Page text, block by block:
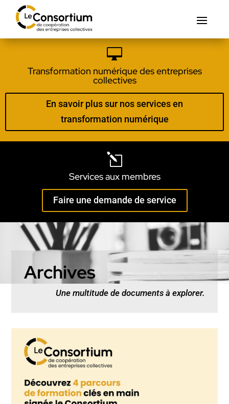

Transformation numérique des entreprises
collectives
En savoir plus sur nos services en
transformation numérique
l
Services aux membres
Faire une demande de service
Archives
Une multitude de documents à explorer.